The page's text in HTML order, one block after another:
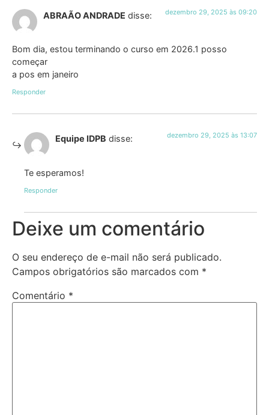
ABRAÃO ANDRADE disse: dezembro 29, 2025 às 09:20
Bom dia, estou terminando o curso em 2026.1 posso
começar
a pos em janeiro
Responder
Equipe IDPB disse: dezembro 29, 2025 às 13:07
Te esperamos!
Responder
Deixe um comentário
O seu endereço de e-mail não será publicado.
Campos obrigatórios são marcados com *
Comentário *